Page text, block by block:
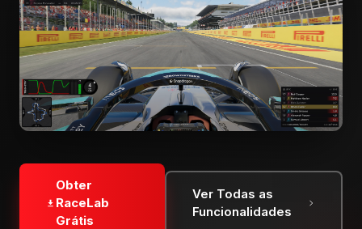
Obter
RaceLab
Grátis
Ver Todas as
Funcionalidades